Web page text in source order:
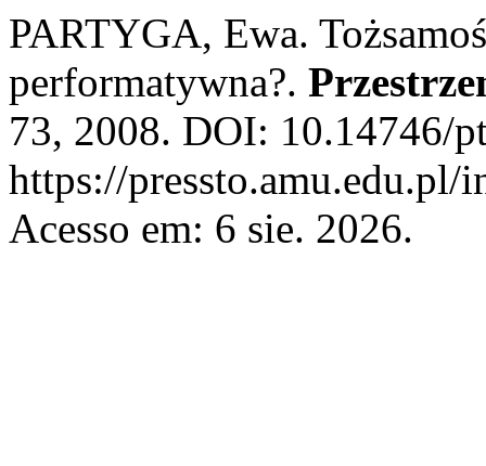
PARTYGA, Ewa.
performatywna?.
73, 2008. DOI: 10.14746/
https://
Acesso em: 6 sie. 2026.